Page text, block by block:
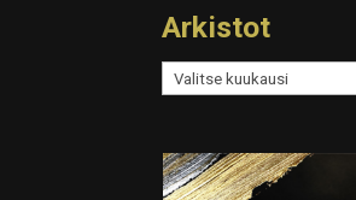
Arkistot
Arkistot